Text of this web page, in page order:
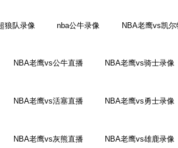
狼队录像 nba公牛录像 NBA老鹰vs凯尔
NBA老鹰vs公牛直播 NBA老鹰vs骑士录像
NBA老鹰vs活塞直播 NBA老鹰vs勇士录像
NBA老鹰vs灰熊直播 NBA老鹰vs雄鹿录像